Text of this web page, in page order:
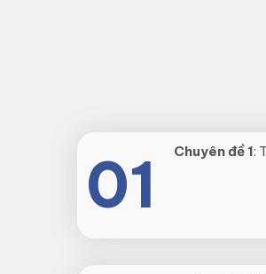
01 Chuyên đề 1: